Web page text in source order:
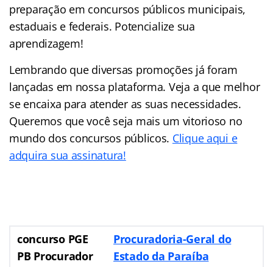
preparação em concursos públicos municipais,
estaduais e federais. Potencialize sua
aprendizagem!
Lembrando que diversas promoções já foram
lançadas em nossa plataforma. Veja a que melhor
se encaixa para atender as suas necessidades.
Queremos que você seja mais um vitorioso no
mundo dos concursos públicos. Clique aqui e
adquira sua assinatura!
concurso PGE
PB Procurador
Procuradoria-Geral do
Estado da Paraíba